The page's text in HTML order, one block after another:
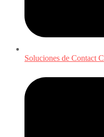
Soluciones de Contact